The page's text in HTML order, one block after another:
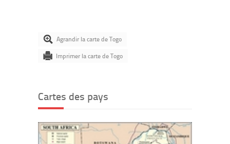
Agrandir la carte de Togo
Imprimer la carte de Togo
Cartes des pays